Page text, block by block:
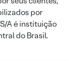
por
A é instituição
do Brasil.